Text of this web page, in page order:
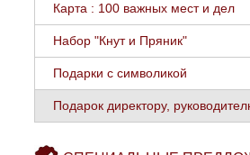
Карта : 100 важных мест и дел
Набор "Кнут и Пряник"
Подарки с символикой
Подарок директору,